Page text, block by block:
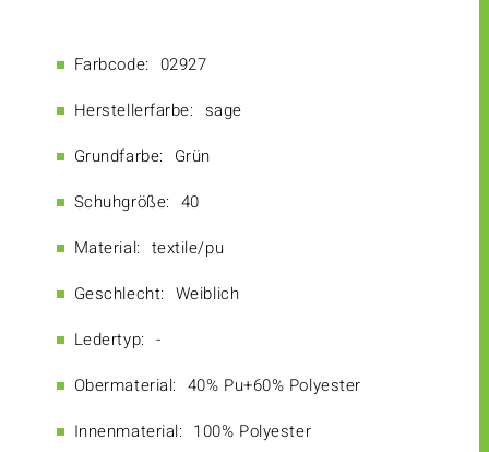
Farbcode: 02927
Herstellerfarbe: sage
Grundfarbe: Grün
Schuhgröße: 40
Material: textile/pu
Geschlecht: Weiblich
Ledertyp: -
Obermaterial: 40% Pu+60% Polyester
Innenmaterial: 100% Polyester